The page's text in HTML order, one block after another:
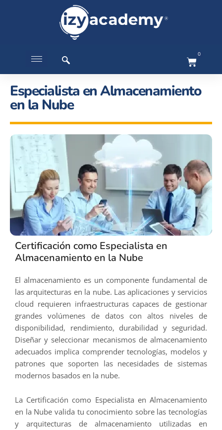
0
Especialista en Almacenamiento
en la Nube
Certificación como Especialista en
Almacenamiento en la Nube
El almacenamiento es un componente fundamental de
las arquitecturas en la nube. Las aplicaciones y servicios
cloud requieren infraestructuras capaces de gestionar
grandes volúmenes de datos con altos niveles de
disponibilidad, rendimiento, durabilidad y seguridad.
Diseñar y seleccionar mecanismos de almacenamiento
adecuados implica comprender tecnologías, modelos y
patrones que soporten las necesidades de sistemas
modernos basados en la nube.
La Certificación como Especialista en Almacenamiento
en la Nube valida tu conocimiento sobre las tecnologías
y arquitecturas de almacenamiento utilizadas en